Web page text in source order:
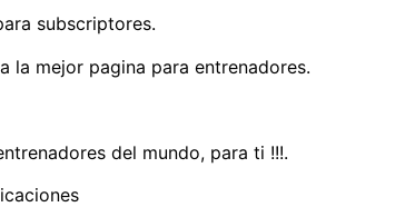
subscriptores.
a la mejor pagina para entrenadores.
del mundo, para ti !!!.